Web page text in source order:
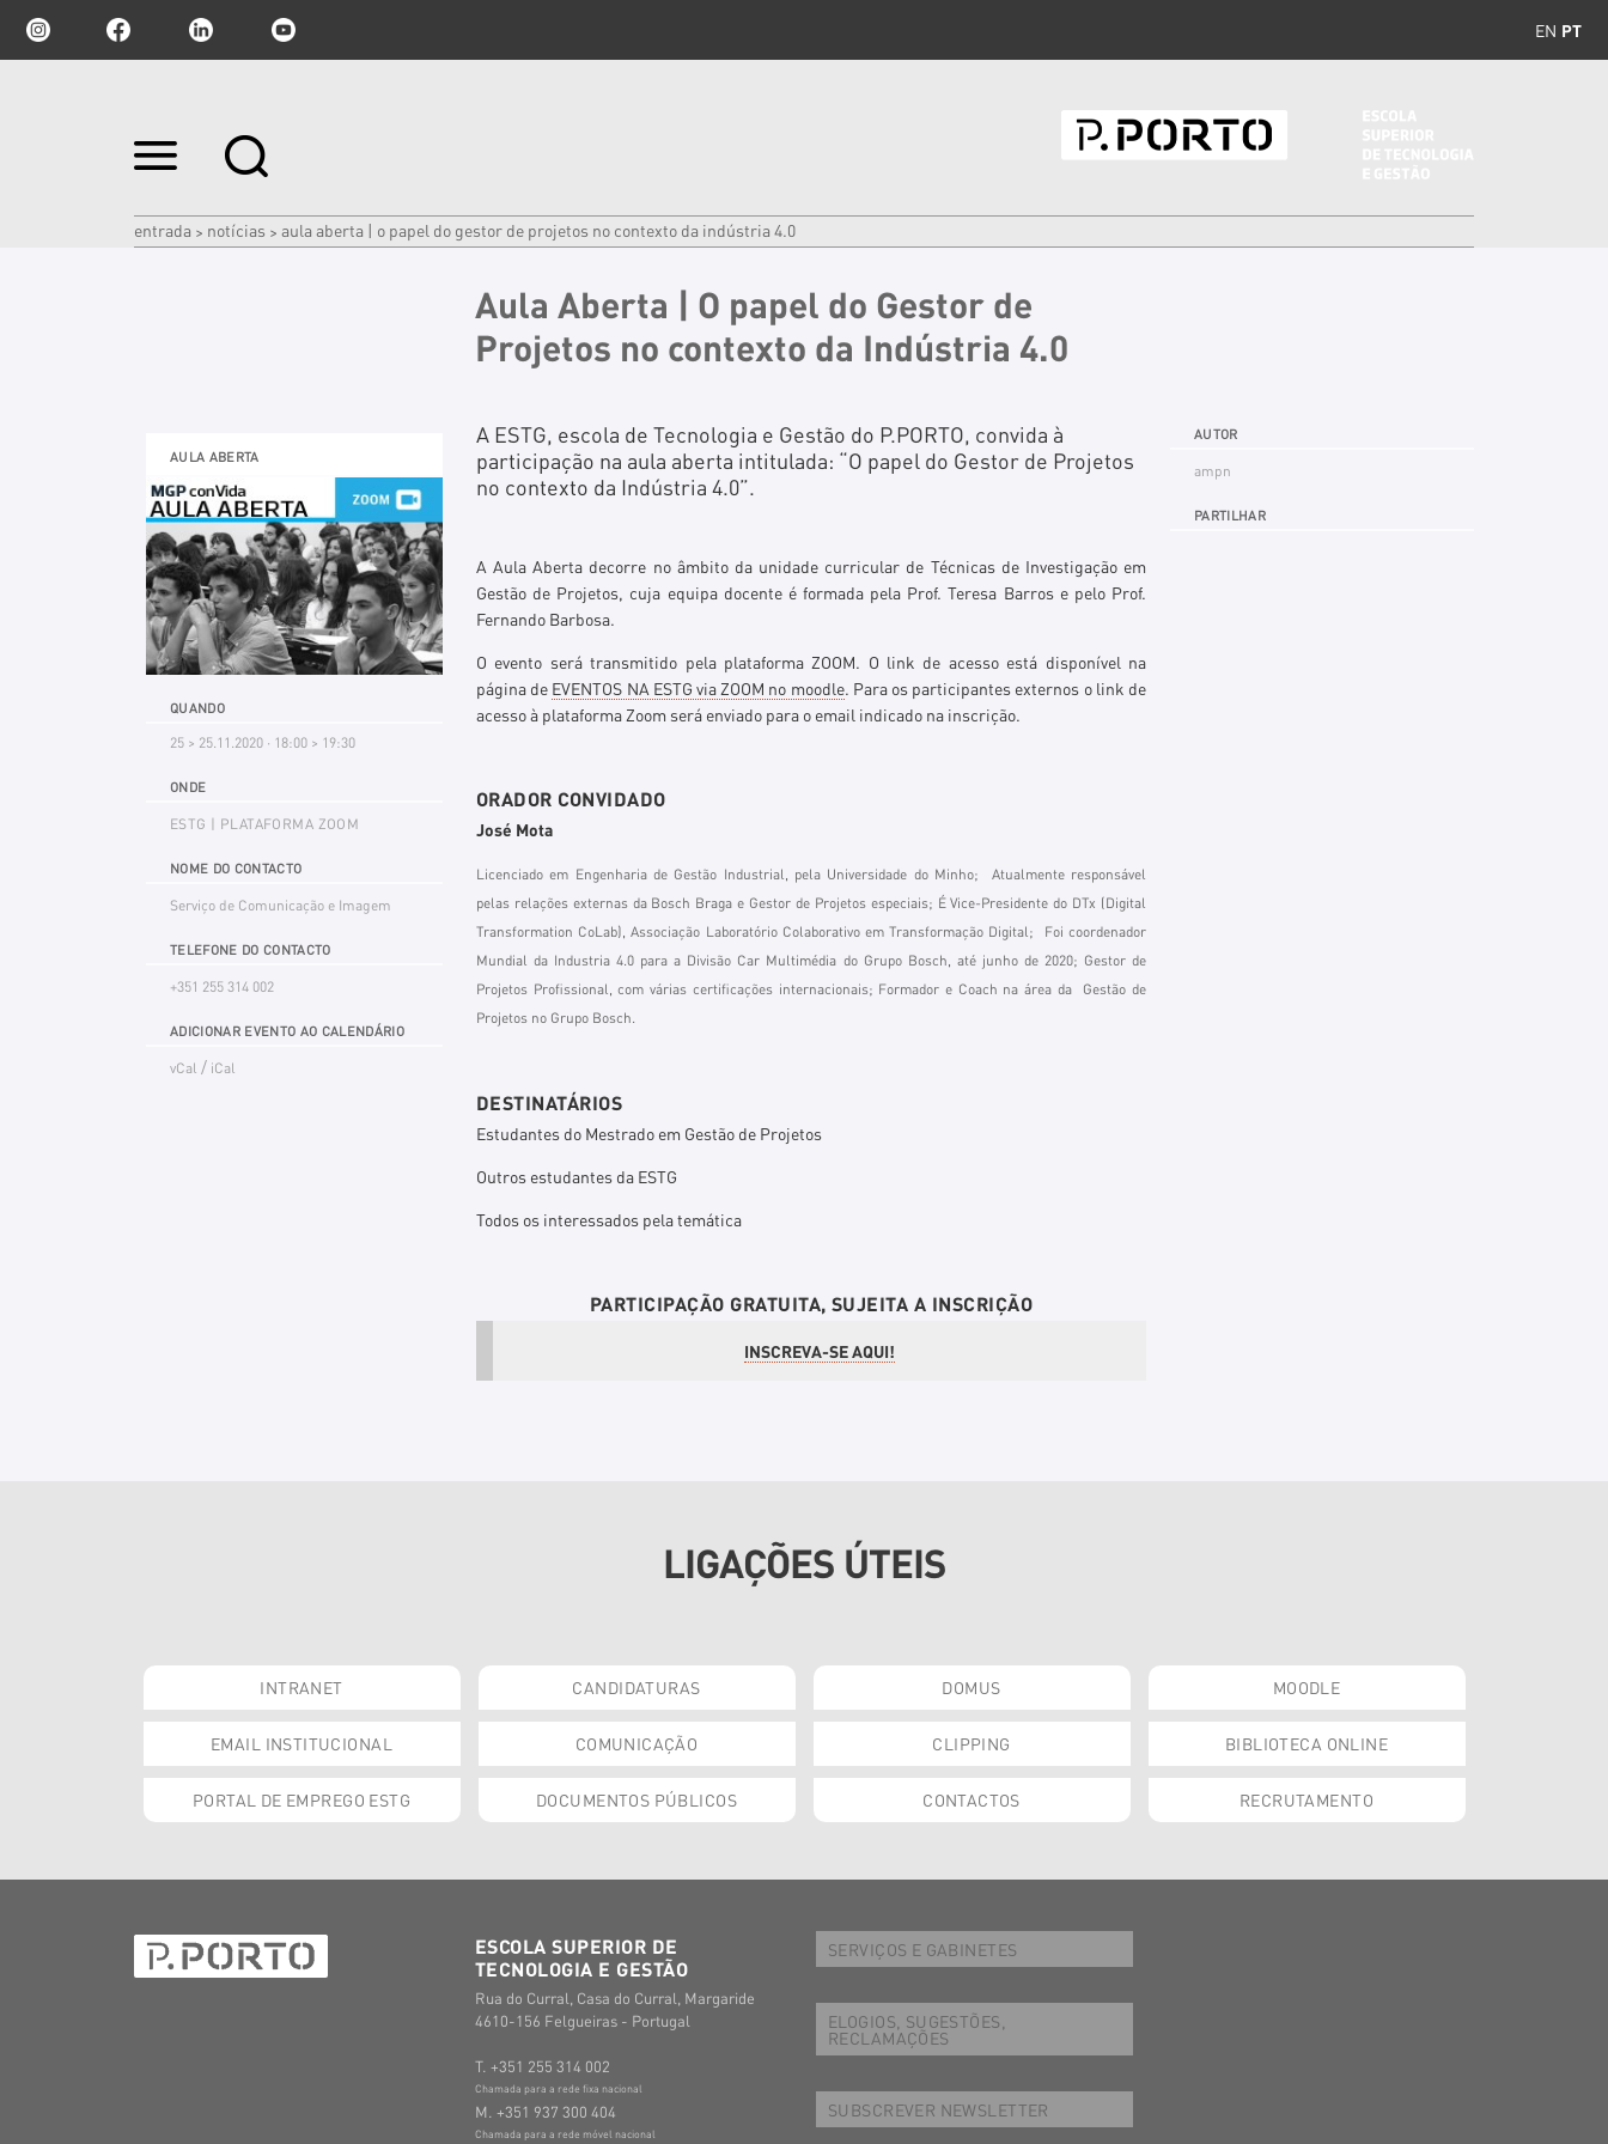
EN PT
Ir
para
|
Ir
entrada > notícias > aula aberta | o papel do gestor de projetos no contexto da indústria 4.0
Aula Aberta | O papel do Gestor de
Projetos no contexto da Indústria 4.0
AULA ABERTA
QUANDO
25 > 25.11.2020 · 18:00 > 19:30
ONDE
ESTG | PLATAFORMA ZOOM
NOME DO CONTACTO
Serviço de Comunicação e Imagem
TELEFONE DO CONTACTO
+351 255 314 002
ADICIONAR EVENTO AO CALENDÁRIO
vCal / iCal
A ESTG, escola de Tecnologia e Gestão do P.PORTO, convida à
participação na aula aberta intitulada: “O papel do Gestor de Projetos
no contexto da Indústria 4.0”.
A Aula Aberta decorre no âmbito da unidade curricular de Técnicas de Investigação em
Gestão de Projetos, cuja equipa docente é formada pela Prof. Teresa Barros e pelo Prof.
Fernando Barbosa.
O evento será transmitido pela plataforma ZOOM. O link de acesso está disponível na
página de EVENTOS NA ESTG via ZOOM no moodle. Para os participantes externos o link de
acesso à plataforma Zoom será enviado para o email indicado na inscrição.
ORADOR CONVIDADO
José Mota
Licenciado em Engenharia de Gestão Industrial, pela Universidade do Minho; Atualmente responsável
pelas relações externas da Bosch Braga e Gestor de Projetos especiais; É Vice-Presidente do DTx (Digital
Transformation CoLab), Associação Laboratório Colaborativo em Transformação Digital; Foi coordenador
Mundial da Industria 4.0 para a Divisão Car Multimédia do Grupo Bosch, até junho de 2020; Gestor de
Projetos Profissional, com várias certificações internacionais; Formador e Coach na área da Gestão de
Projetos no Grupo Bosch.
DESTINATÁRIOS
Estudantes do Mestrado em Gestão de Projetos
Outros estudantes da ESTG
Todos os interessados pela temática
PARTICIPAÇÃO GRATUITA, SUJEITA A INSCRIÇÃO
INSCREVA-SE AQUI!
AUTOR
ampn
PARTILHAR
LIGAÇÕES ÚTEIS
INTRANET CANDIDATURAS DOMUS MOODLE
EMAIL INSTITUCIONAL COMUNICAÇÃO CLIPPING BIBLIOTECA ONLINE
PORTAL DE EMPREGO ESTG DOCUMENTOS PÚBLICOS CONTACTOS RECRUTAMENTO
ESCOLA SUPERIOR DE
TECNOLOGIA E GESTÃO
Rua do Curral, Casa do Curral, Margaride
4610-156 Felgueiras - Portugal
T. +351 255 314 002
Chamada para a rede fixa nacional
M. +351 937 300 404
Chamada para a rede móvel nacional
SERVIÇOS E GABINETES
ELOGIOS, SUGESTÕES,
RECLAMAÇÕES
SUBSCREVER NEWSLETTER